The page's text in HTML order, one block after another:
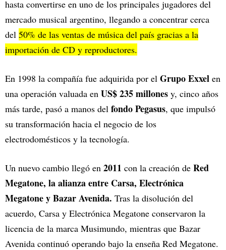
hasta convertirse en uno de los principales jugadores del
mercado musical argentino, llegando a concentrar cerca
del 50% de las ventas de música del país gracias a la
importación de CD y reproductores.
En 1998 la compañía fue adquirida por el Grupo Exxel en
una operación valuada en US$ 235 millones y, cinco años
más tarde, pasó a manos del fondo Pegasus, que impulsó
su transformación hacia el negocio de los
electrodomésticos y la tecnología.
Un nuevo cambio llegó en 2011 con la creación de Red
Megatone, la alianza entre Carsa, Electrónica
Megatone y Bazar Avenida. Tras la disolución del
acuerdo, Carsa y Electrónica Megatone conservaron la
licencia de la marca Musimundo, mientras que Bazar
Avenida continuó operando bajo la enseña Red Megatone.